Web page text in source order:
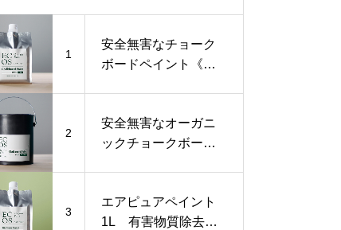
1
安全無害なチョーク
ボードペイント《黒
2
安全無害なオーガニ
ックチョークボード
3
エアピュアペイント
1L 有害物質除去す